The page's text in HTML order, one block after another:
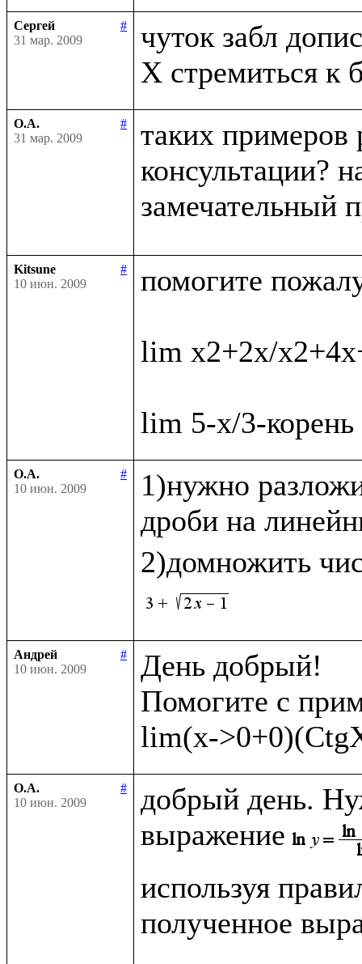
Сергей
#
31 мар. 2009
чуток забл
О.А.
#
31 мар. 2009
таких
консультации?
замечательный
Kitsune
#
10 июн. 2009
помогите
lim x2+2x/
О.А.
#
10 июн. 2009
1)нужно
дроби на
2)домножить
Андрей
#
10 июн. 2009
День добрый!
Помогите с
О.А.
#
10 июн. 2009
добрый день.
выражение
используя
полученное